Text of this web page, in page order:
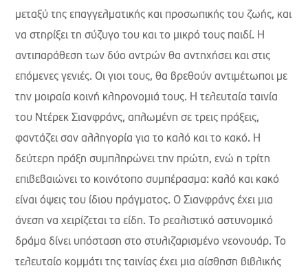
μεταξύ της επαγγελματικής και προσωπικής του ζωής, και
να στηρίξει τη σύζυγο του και το μικρό τους παιδί. Η
αντιπαράθεση των δύο αντρών θα αντηχήσει και στις
επόμενες γενιές. Οι γιοι τους, θα βρεθούν αντιμέτωποι με
την μοιραία κοινή κληρονομιά τους. Η τελευταία ταινία
του Ντέρεκ Σιανφράνς, απλωμένη σε τρεις πράξεις,
φαντάζει σαν αλληγορία για το καλό και το κακό. Η
δεύτερη πράξη συμπληρώνει την πρώτη, ενώ η τρίτη
επιβεβαιώνει το κοινότοπο συμπέρασμα: καλό και κακό
είναι όψεις του ίδιου πράγματος. Ο Σιανφράνς έχει μια
άνεση να χειρίζεται τα είδη. Το ρεαλιστικό αστυνομικό
δράμα δίνει υπόσταση στο στυλιζαρισμένο νεονουάρ. Το
τελευταίο κομμάτι της ταινίας έχει μια αίσθηση βιβλικής